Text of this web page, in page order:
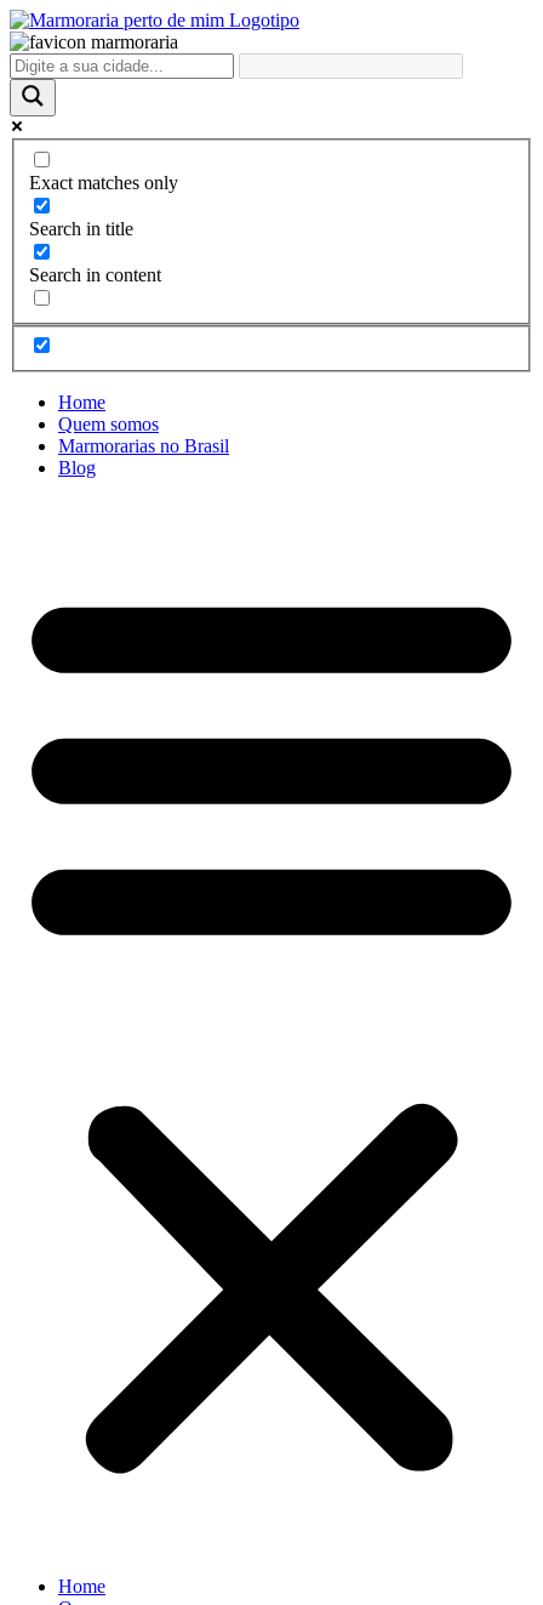
Ir
para
o
conteúdo
Exact matches only
Search in title
Search in content
Home
Quem somos
Marmorarias no Brasil
Blog
Home